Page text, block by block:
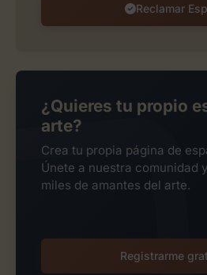
Reclamar
¿Quieres tu propio
arte?
Crea tu propia página de
Únete a nuestra comunidad
miles de amantes del arte.
Registrarme